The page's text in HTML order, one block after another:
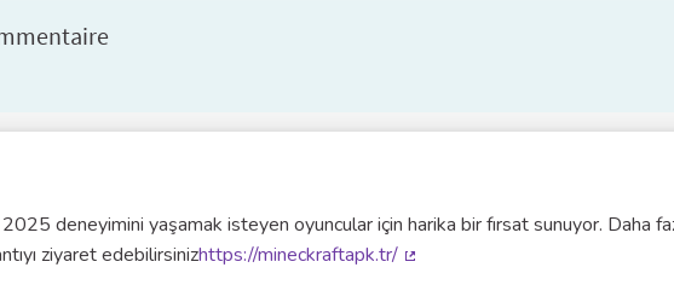
deneyimini yaşamak isteyen oyuncular için harika bir fırsat sunuyor. Daha
ziyaret edebilirsinizhttps://mineckraftapk.tr/